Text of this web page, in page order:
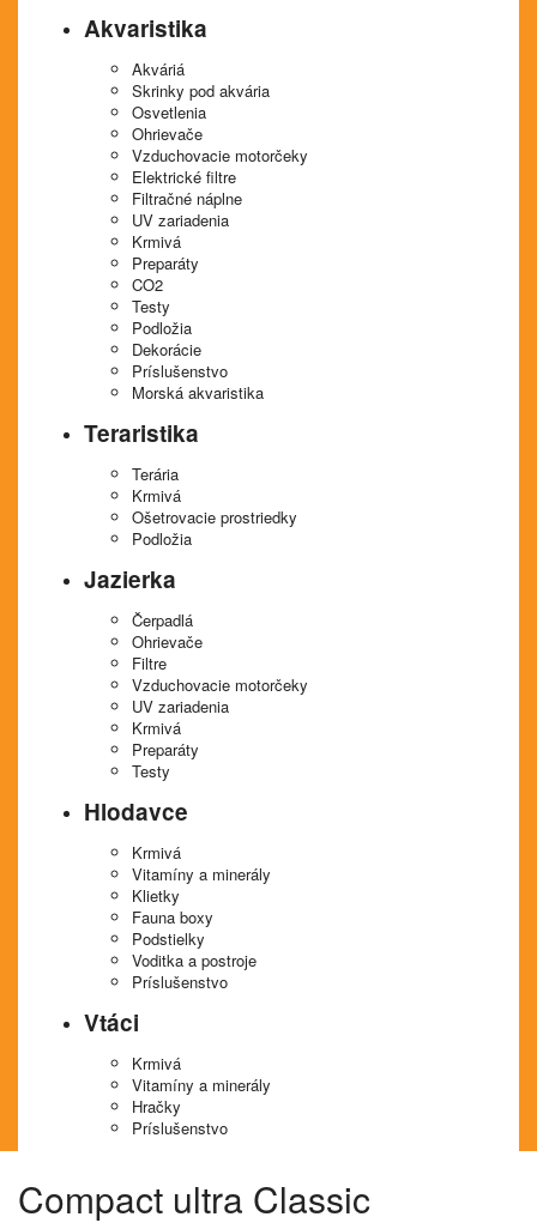
Akvaristika
Akváriá
Skrinky pod akvária
Osvetlenia
Ohrievače
Vzduchovacie motorčeky
Elektrické filtre
Filtračné náplne
UV zariadenia
Krmivá
Preparáty
CO2
Testy
Podložia
Dekorácie
Príslušenstvo
Morská akvaristika
Teraristika
Terária
Krmivá
Ošetrovacie prostriedky
Podložia
Jazierka
Čerpadlá
Ohrievače
Filtre
Vzduchovacie motorčeky
UV zariadenia
Krmivá
Preparáty
Testy
Hlodavce
Krmivá
Vitamíny a minerály
Klietky
Fauna boxy
Podstielky
Voditka a postroje
Príslušenstvo
Vtáci
Krmivá
Vitamíny a minerály
Hračky
Príslušenstvo
Compact ultra Classic